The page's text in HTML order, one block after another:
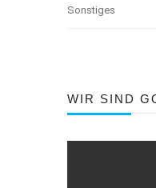
Sonstiges
WIR SIND